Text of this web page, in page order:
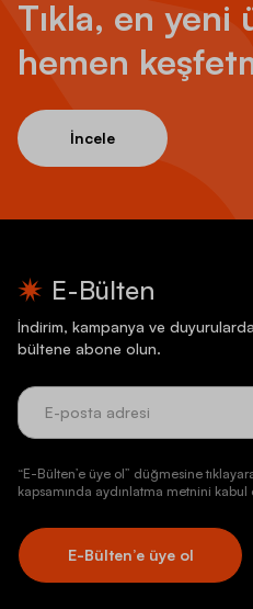
Tıkla, en yeni
hemen
İncele
E-Bülten
İndirim, kampanya ve
bültene abone olun.
“E-Bülten’e üye ol” düğmesine
kapsamında aydınlatma metnini kabul
E-Bülten’e üye ol